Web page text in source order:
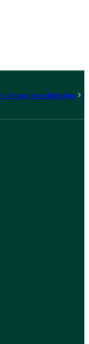
Ansøg om udbetaling